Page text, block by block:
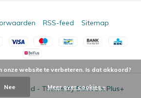
Lightspeed - Theme ByDMWSxPlus+
RSS-feed Sitemap
onze website te verbeteren. Is dat akkoord?
Nee Meer over cookies »